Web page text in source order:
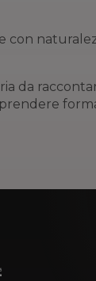
con
da